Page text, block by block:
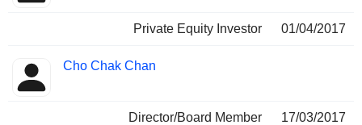
Private Equity Investor 01/04/2017
Cho Chak Chan
Director/Board Member 17/03/2017